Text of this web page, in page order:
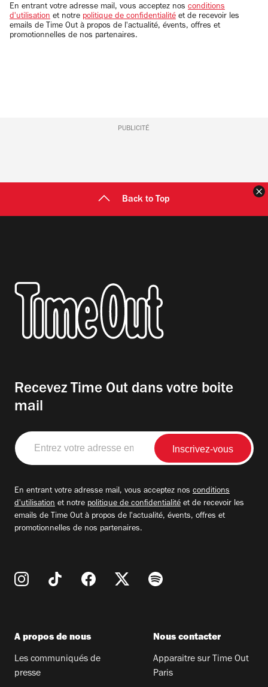
email
En entrant votre adresse mail, vous acceptez nos conditions
d'utilisation et notre politique de confidentialité et de recevoir les
emails de Time Out à propos de l'actualité, évents, offres et
promotionnelles de nos partenaires.
PUBLICITÉ
Back to Top
Recevez Time Out dans votre boite
mail
Entrez
votre
adresse
En entrant votre adresse mail, vous acceptez nos conditions
d'utilisation et notre politique de confidentialité et de recevoir les
emails de Time Out à propos de l'actualité, évents, offres et
promotionnelles de nos partenaires.
A propos de nous
Les communiqués de
presse
Nous contacter
Apparaitre sur Time Out
Paris